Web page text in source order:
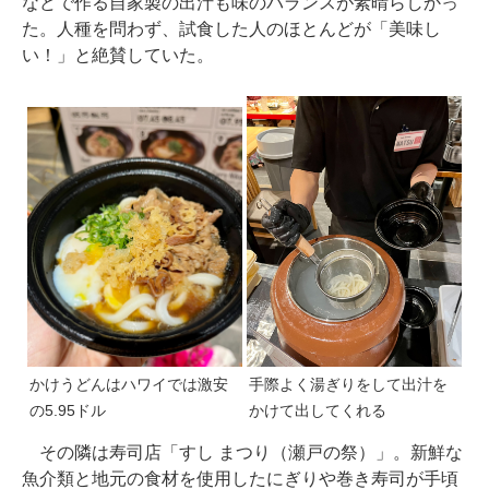
た。人種を問わず、試食した人のほとんどが「美味し
い！」と絶賛していた。
かけうどんはハワイでは激安
の5.95ドル
手際よく湯ぎりをして出汁を
かけて出してくれる
その隣は寿司店「すし まつり（瀬戸の祭）」。新鮮な
魚介類と地元の食材を使用したにぎりや巻き寿司が手頃